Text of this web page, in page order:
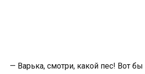
— Варька, смотри, какой пес! Вот